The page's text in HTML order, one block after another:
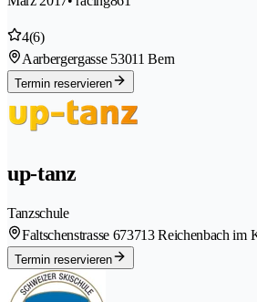
4(6)
Aarbergergasse 53011 Bern
Termin reservieren
up-tanz
Tanzschule
Faltschenstrasse 673713 Reichenbach im
Termin reservieren